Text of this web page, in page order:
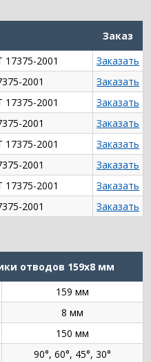
Заказ
17375-2001
Заказать
2001
Заказать
17375-2001
Заказать
2001
Заказать
17375-2001
Заказать
2001
Заказать
17375-2001
Заказать
2001
Заказать
отводов 159х8 мм
159 мм
8 мм
150 мм
90°, 60°, 45°, 30°